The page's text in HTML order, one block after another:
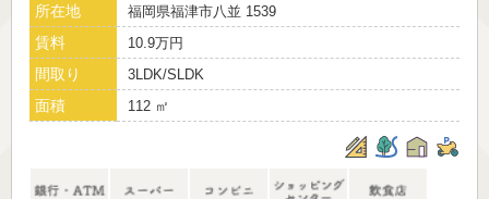
所在地 福岡県福津市八並 1539
賃料 10.9万円
間取り 3LDK/SLDK
面積 112 ㎡